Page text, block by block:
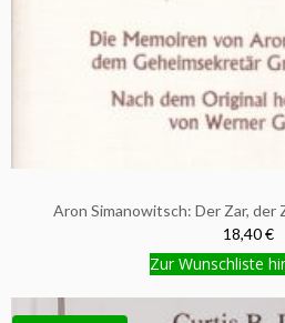
Aron Simanowitsch: Der Zar, der
18,40 €
Zur Wunschliste